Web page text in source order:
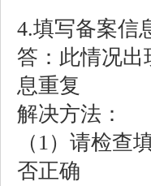
4.填写备案信
答：此情况
息重复
解决方法：
（1）请检查
否正确